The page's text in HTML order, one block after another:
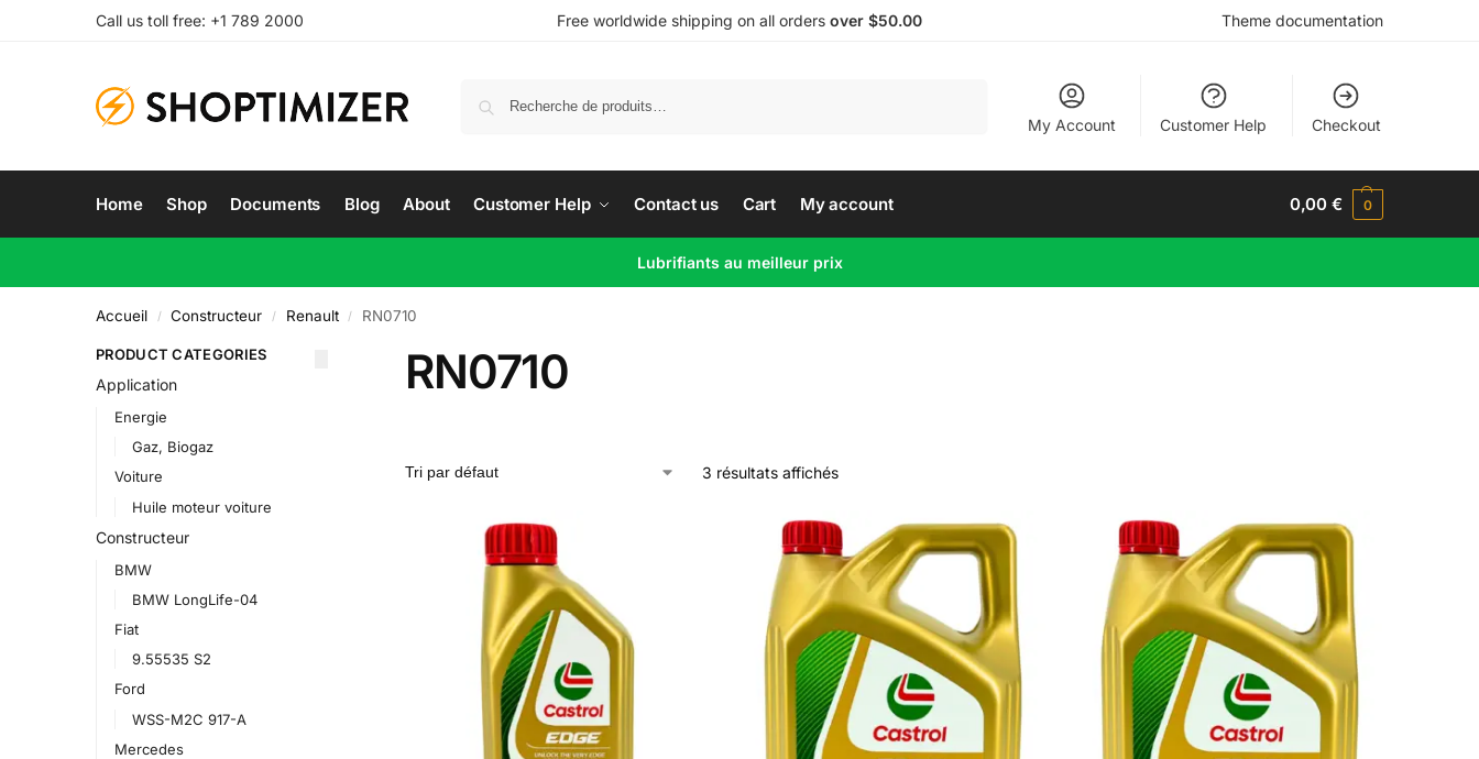
Call us toll free: +1 789 2000 Free worldwide shipping on all orders over $50.00 Theme documentation
My Account Customer Help Checkout
Home Shop Documents Blog About Customer Help Contact us Cart My account 0,00€ 0
Lubrifiants au meilleur prix
Accueil / Constructeur / Renault / RN0710
RN0710
3 résultats affichés
PRODUCT CATEGORIES
Application
Energie
Gaz, Biogaz
Voiture
Huile moteur voiture
Constructeur
BMW
BMW LongLife-04
Fiat
9.55535 S2
Ford
WSS-M2C 917-A
Mercedes